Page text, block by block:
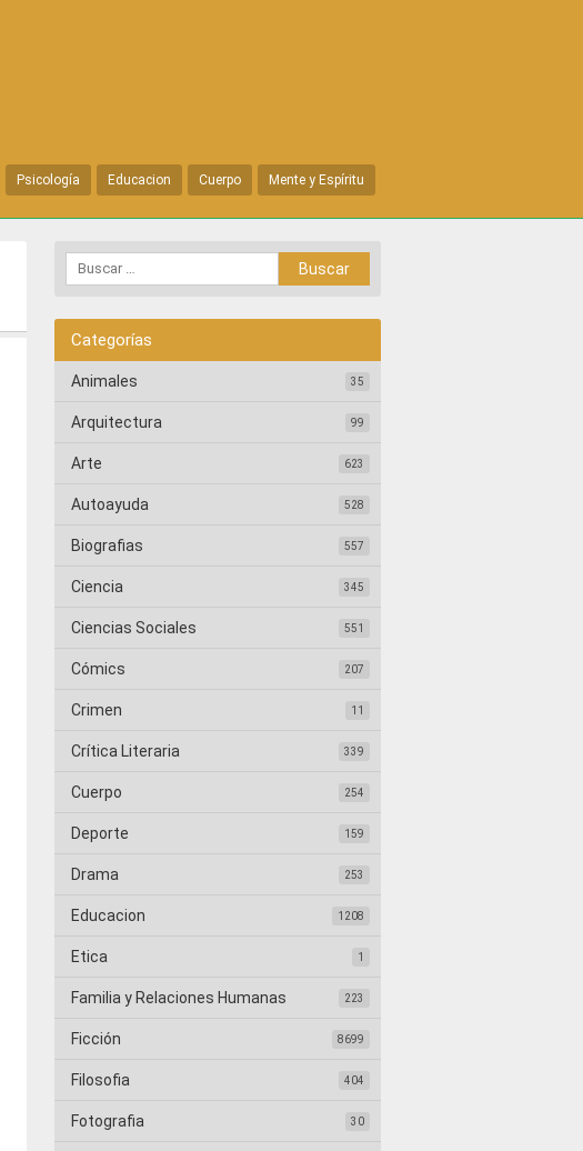
Psicología Educacion Cuerpo Mente y Espíritu
Categorías
Animales 35
Arquitectura 99
Arte 623
Autoayuda 528
Biografias 557
Ciencia 345
Ciencias Sociales 551
Cómics 207
Crimen 11
Crítica Literaria 339
Cuerpo 254
Deporte 159
Drama 253
Educacion 1208
Etica 1
Familia y Relaciones Humanas 223
Ficción 8699
Filosofia 404
Fotografia 30